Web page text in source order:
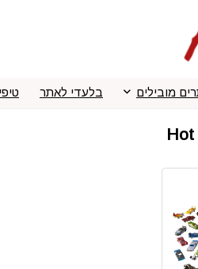
מובילים בלעדי לאתר